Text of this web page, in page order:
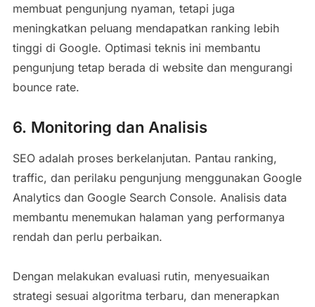
membuat pengunjung nyaman, tetapi juga
meningkatkan peluang mendapatkan ranking lebih
tinggi di Google. Optimasi teknis ini membantu
pengunjung tetap berada di website dan mengurangi
bounce rate.
6. Monitoring dan Analisis
SEO adalah proses berkelanjutan. Pantau ranking,
traffic, dan perilaku pengunjung menggunakan Google
Analytics dan Google Search Console. Analisis data
membantu menemukan halaman yang performanya
rendah dan perlu perbaikan.
Dengan melakukan evaluasi rutin, menyesuaikan
strategi sesuai algoritma terbaru, dan menerapkan